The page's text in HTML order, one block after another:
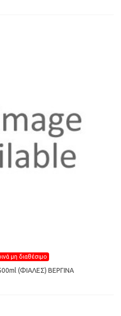
μη διαθέσιμο
(ΦIΑΛΕΣ) ΒΕΡΓΙΝΑ